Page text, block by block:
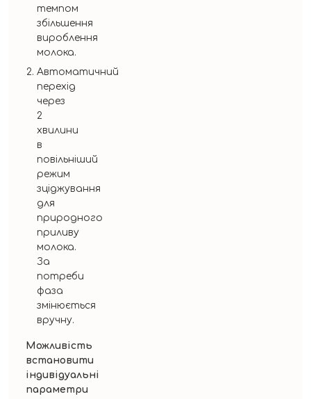
темпом
збільшення
вироблення
молока.
Автоматичний
перехід
через
2
хвилини
в
повільніший
режим
зціджування
для
природного
приливу
молока.
За
потреби
фаза
змінюється
вручну.
Можливість
встановити
індивідуальні
параметри